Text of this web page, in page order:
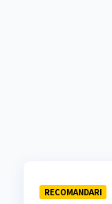
RECOMANDARI